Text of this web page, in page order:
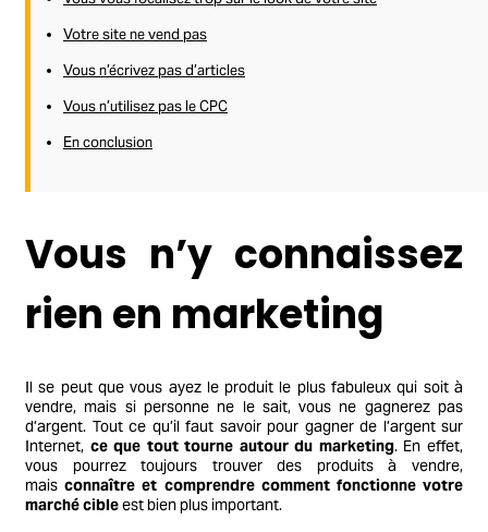
Votre site ne vend pas
Vous n’écrivez pas d’articles
Vous n’utilisez pas le CPC
En conclusion
Vous n’y connaissez
rien en marketing
Il se peut que vous ayez le produit le plus fabuleux qui soit à
vendre, mais si personne ne le sait, vous ne gagnerez pas
d’argent. Tout ce qu’il faut savoir pour gagner de l’argent sur
Internet, ce que tout tourne autour du marketing. En effet,
vous pourrez toujours trouver des produits à vendre,
maisconnaître et comprendre comment fonctionne votre
marché cibleest bien plus important.